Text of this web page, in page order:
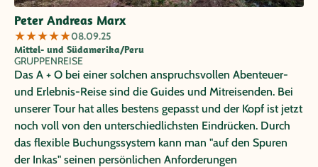
Peter Andreas Marx
★★★★★08.09.25
Mittel- und Südamerika/Peru
GRUPPENREISE
Das A + O bei einer solchen anspruchsvollen Abenteuer-
und Erlebnis-Reise sind die Guides und Mitreisenden. Bei
unserer Tour hat alles bestens gepasst und der Kopf ist jetzt
noch voll von den unterschiedlichsten Eindrücken. Durch
das flexible Buchungssystem kann man "auf den Spuren
der Inkas" seinen persönlichen Anforderungen